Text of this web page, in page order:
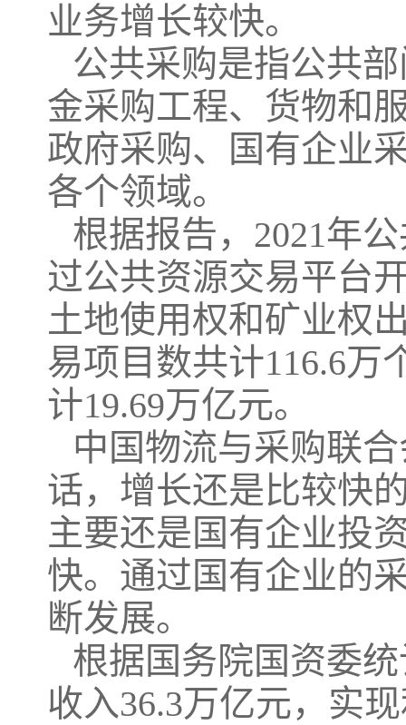
业务增长较快。
公共采购是指公共
金采购工程、货物和
政府采购、国有企业
各个领域。
根据报告，2021年
过公共资源交易平台
土地使用权和矿业权
易项目数共计116.6万
计19.69万亿元。
中国物流与采购联
话，增长还是比较快
主要还是国有企业投
快。通过国有企业的
断发展。
根据国务院国资委
收入36.3万亿元，实